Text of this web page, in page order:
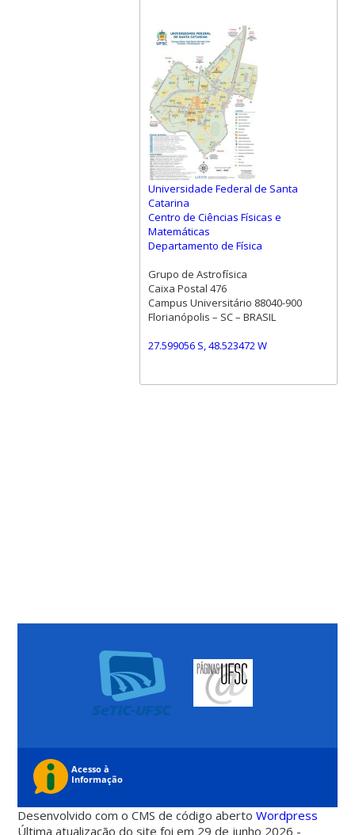
Universidade Federal de Santa
Catarina
Centro de Ciências Físicas e
Matemáticas
Departamento de Física
Grupo de Astrofísica
Caixa Postal 476
Campus Universitário 88040-900
Florianópolis – SC – BRASIL
27.599056 S, 48.523472 W
Desenvolvido com o CMS de código abertoWordpress
Última atualização do site foi em 29 de junho 2026 -